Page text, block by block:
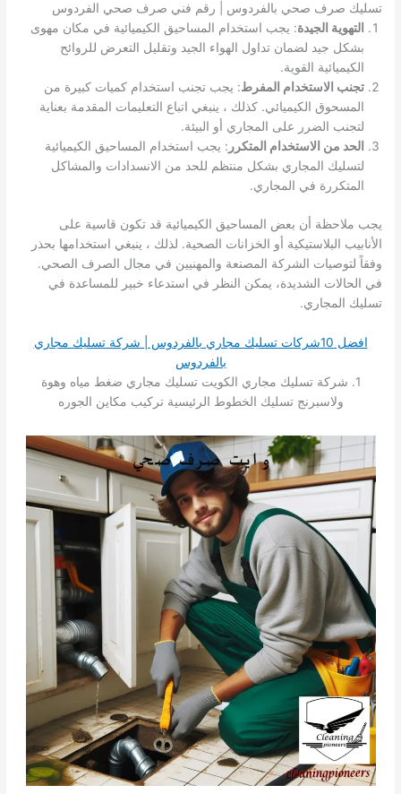
تسليك صرف صحي بالفردوس | رقم فني صرف صحي الفردوس
التهوية الجيدة: يجب استخدام المساحيق الكيميائية في مكان مهوى
بشكل جيد لضمان تداول الهواء الجيد وتقليل التعرض للروائح
الكيميائية القوية.
تجنب الاستخدام المفرط: يجب تجنب استخدام كميات كبيرة من
المسحوق الكيميائي. كذلك ، ينبغي اتباع التعليمات المقدمة بعناية
لتجنب الضرر على المجاري أو البيئة.
الحد من الاستخدام المتكرر : يجب استخدام المساحيق الكيميائية
لتسليك المجاري بشكل منتظم للحد من الانسدادات والمشاكل
المتكررة في المجاري.
يجب ملاحظة أن بعض المساحيق الكيميائية قد تكون قاسية على
الأنابيب البلاستيكية أو الخزانات الصحية. لذلك ، ينبغي استخدامها بحذر
وفقاً لتوصيات الشركة المصنعة والمهنيين في مجال الصرف الصحي.
في الحالات الشديدة، يمكن النظر في استدعاء خبير للمساعدة في
تسليك المجاري.
افضل 10شركات تسليك مجاري بالفردوس | شركة تسليك مجاري
بالفردوس
1. شركة تسليك مجاري الكويت تسليك مجاري ضغط مياه وهوة
ولاسبرنج تسليك الخطوط الرئيسية تركيب مكاين الجوره